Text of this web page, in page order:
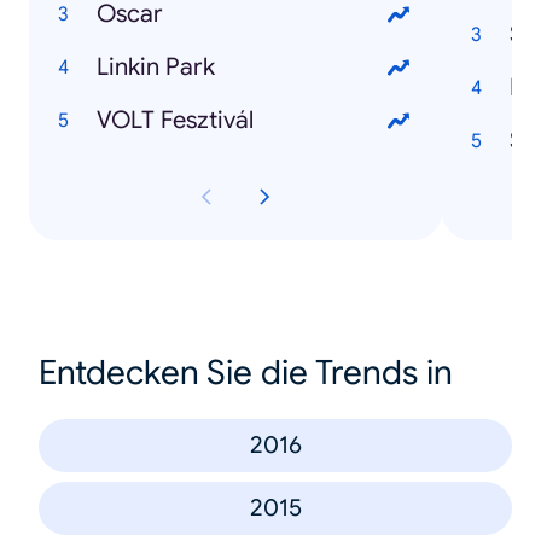
Oscar
Linkin Park
VOLT Fesztivál
Entdecken Sie die Trends in
2016
2015